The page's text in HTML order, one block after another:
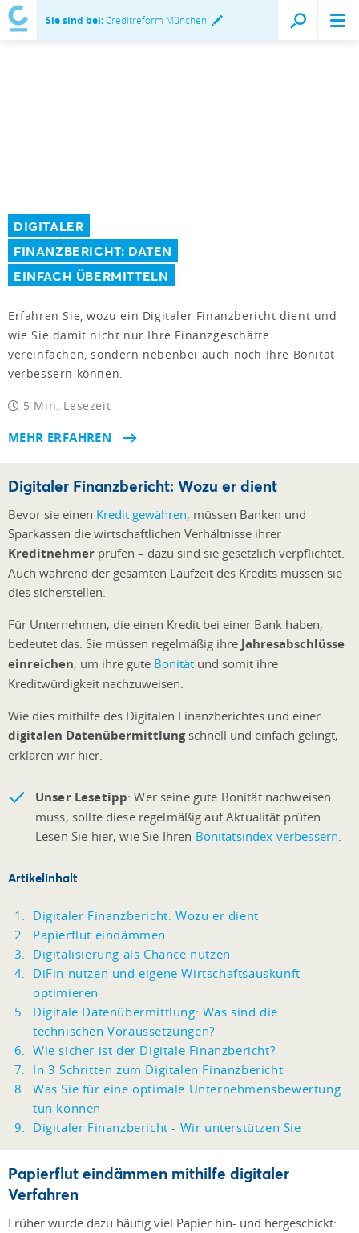
Sie sind bei:Creditreform München
DIGITALER
FINANZBERICHT: DATEN
EINFACH ÜBERMITTELN
Erfahren Sie, wozu ein Digitaler Finanzbericht dient und
wie Sie damit nicht nur Ihre Finanzgeschäfte
vereinfachen, sondern nebenbei auch noch Ihre Bonität
verbessern können.
5 Min. Lesezeit
MEHR ERFAHREN
Digitaler Finanzbericht: Wozu er dient
Bevor sie einen Kredit gewähren, müssen Banken und
Sparkassen die wirtschaftlichen Verhältnisse ihrer
Kreditnehmer prüfen – dazu sind sie gesetzlich verpflichtet.
Auch während der gesamten Laufzeit des Kredits müssen sie
dies sicherstellen.
Für Unternehmen, die einen Kredit bei einer Bank haben,
bedeutet das: Sie müssen regelmäßig ihre Jahresabschlüsse
einreichen, um ihre gute Bonität und somit ihre
Kreditwürdigkeit nachzuweisen.
Wie dies mithilfe des Digitalen Finanzberichtes und einer
digitalen Datenübermittlungschnell und einfach gelingt,
erklären wir hier.
Unser Lesetipp: Wer seine gute Bonität nachweisen
muss, sollte diese regelmäßig auf Aktualität prüfen.
Lesen Sie hier, wie Sie Ihren Bonitätsindex verbessern.
Artikelinhalt
Digitaler Finanzbericht: Wozu er dient
Papierflut eindämmen
Digitalisierung als Chance nutzen
DiFin nutzen und eigene Wirtschaftsauskunft
optimieren
Digitale Datenübermittlung: Was sind die
technischen Voraussetzungen?
Wie sicher ist der Digitale Finanzbericht?
In 3 Schritten zum Digitalen Finanzbericht
Was Sie für eine optimale Unternehmensbewertung
tun können
Digitaler Finanzbericht - Wir unterstützen Sie
Papierflut eindämmen mithilfe digitaler
Verfahren
Früher wurde dazu häufig viel Papier hin- und hergeschickt: